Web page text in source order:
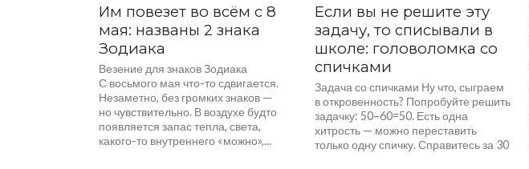
Им повезет во всём с 8
мая: названы 2 знака
Зодиака
Везение для знаков Зодиака
С восьмого мая что-то сдвигается.
Незаметно, без громких знаков —
но чувствительно. В воздухе будто
появляется запас тепла, света,
какого-то внутреннего «можно»,...
Если вы не решите эту
задачу, то списывали в
школе: головоломка со
спичками
Задача со спичками Ну что, сыграем
в откровенность? Попробуйте решить
задачку: 50–60=50. Есть одна
хитрость — можно переставить
только одну спичку. Справитесь за 30